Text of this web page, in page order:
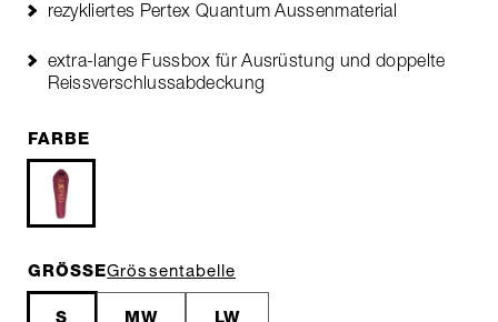
rezykliertes Pertex Quantum Aussenmaterial
extra-lange Fussbox für Ausrüstung und doppelte
Reissverschlussabdeckung
FARBE
GRÖSSEGrössentabelle
S MW LW